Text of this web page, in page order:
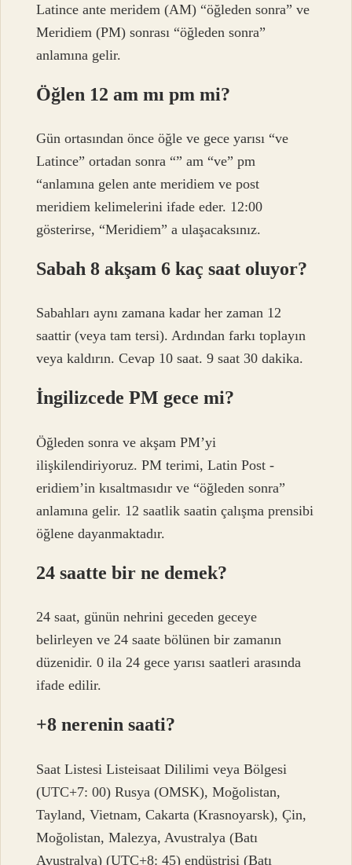
Latince ante meridem (AM) “öğleden sonra” ve
Meridiem (PM) sonrası “öğleden sonra”
anlamına gelir.
Öğlen 12 am mı pm mi?
Gün ortasından önce öğle ve gece yarısı “ve
Latince” ortadan sonra “” am “ve” pm
“anlamına gelen ante meridiem ve post
meridiem kelimelerini ifade eder. 12:00
gösterirse, “Meridiem” a ulaşacaksınız.
Sabah 8 akşam 6 kaç saat oluyor?
Sabahları aynı zamana kadar her zaman 12
saattir (veya tam tersi). Ardından farkı toplayın
veya kaldırın. Cevap 10 saat. 9 saat 30 dakika.
İngilizcede PM gece mi?
Öğleden sonra ve akşam PM’yi
ilişkilendiriyoruz. PM terimi, Latin Post -
eridiem’in kısaltmasıdır ve “öğleden sonra”
anlamına gelir. 12 saatlik saatin çalışma prensibi
öğlene dayanmaktadır.
24 saatte bir ne demek?
24 saat, günün nehrini geceden geceye
belirleyen ve 24 saate bölünen bir zamanın
düzenidir. 0 ila 24 gece yarısı saatleri arasında
ifade edilir.
+8 nerenin saati?
Saat Listesi Listeisaat Dililimi veya Bölgesi
(UTC+7: 00) Rusya (OMSK), Moğolistan,
Tayland, Vietnam, Cakarta (Krasnoyarsk), Çin,
Moğolistan, Malezya, Avustralya (Batı
Avustralya) (UTC+8: 45) endüstrisi (Batı